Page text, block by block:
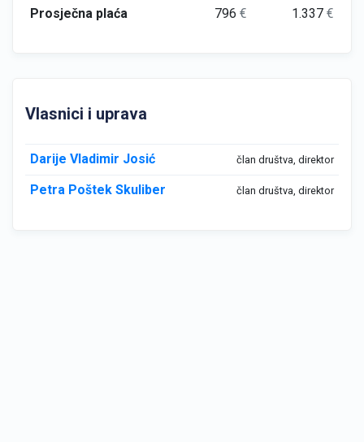
Prosječna plaća
796€ 1.337€
Vlasnici i uprava
Darije Vladimir Josić član društva, direktor
Petra Poštek Skuliber član društva, direktor